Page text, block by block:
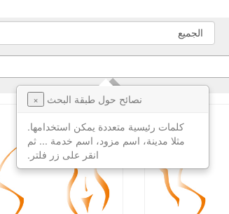
نصائح حول طبقة البحث
×
كلمات رئيسية متعددة يمكن استخدامها.
مثلا مدينة، اسم مزود، اسم خدمة ... ثم
انقر على زر فلتر.